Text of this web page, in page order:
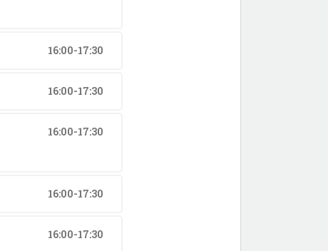
16:00-17:30
16:00-17:30
16:00-17:30
16:00-17:30
16:00-17:30